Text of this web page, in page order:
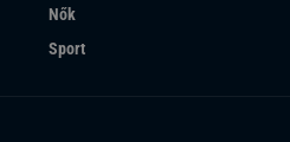
Nők
Sport